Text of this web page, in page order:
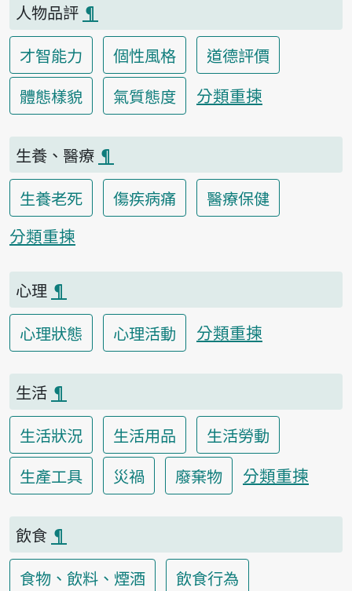
人物品評 ¶
才智能力
個性風格
道德評價
體態樣貌
氣質態度 分類重揀
生養、醫療 ¶
生養老死
傷疾病痛
醫療保健
分類重揀
心理 ¶
心理狀態
心理活動 分類重揀
生活 ¶
生活狀況
生活用品
生活勞動
生產工具
災禍 廢棄物 分類重揀
飲食 ¶
食物、飲料、煙酒
飲食行為